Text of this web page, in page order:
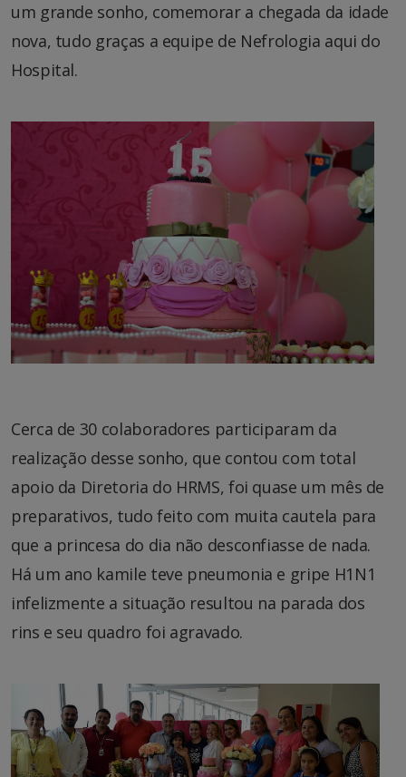
um grande sonho, comemorar a chegada da idade
nova, tudo graças a equipe de Nefrologia aqui do
Hospital.
Cerca de 30 colaboradores participaram da
realização desse sonho, que contou com total
apoio da Diretoria do HRMS, foi quase um mês de
preparativos, tudo feito com muita cautela para
que a princesa do dia não desconfiasse de nada.
Há um ano kamile teve pneumonia e gripe H1N1
infelizmente a situação resultou na parada dos
rins e seu quadro foi agravado.